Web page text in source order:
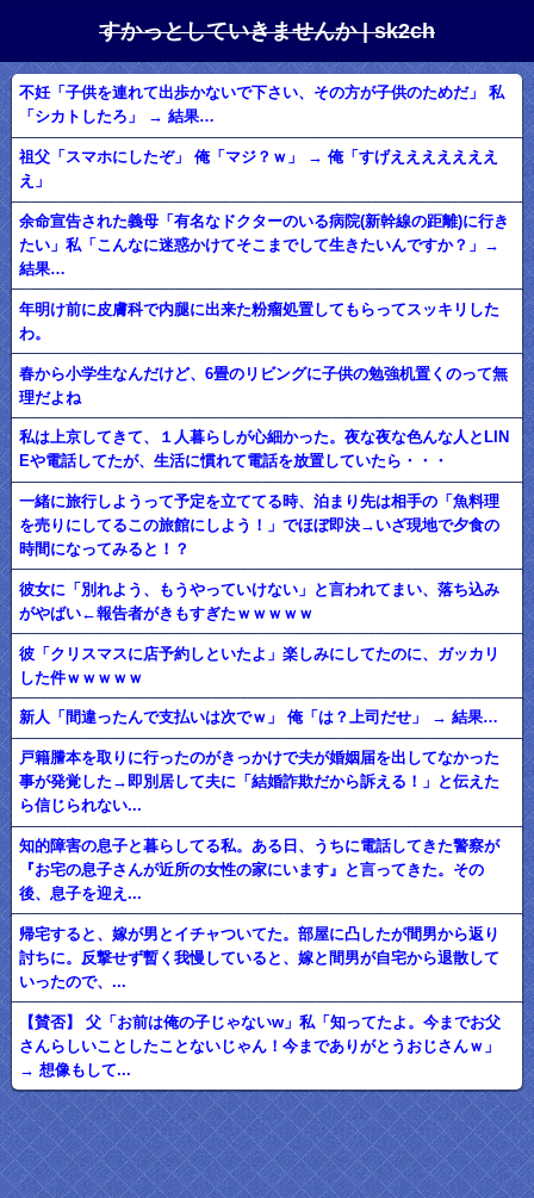
すかっとしていきませんか | sk2ch
不妊「子供を連れて出歩かないで下さい、その方が子供のためだ」 私
「シカトしたろ」 → 結果…
祖父「スマホにしたぞ」 俺「マジ？ｗ」 → 俺「すげえええええええ
え」
余命宣告された義母「有名なドクターのいる病院(新幹線の距離)に行き
たい」私「こんなに迷惑かけてそこまでして生きたいんですか？」→
結果…
年明け前に皮膚科で内腿に出来た粉瘤処置してもらってスッキリした
わ。
春から小学生なんだけど、6畳のリビングに子供の勉強机置くのって無
理だよね
私は上京してきて、１人暮らしが心細かった。夜な夜な色んな人とLIN
Eや電話してたが、生活に慣れて電話を放置していたら・・・
一緒に旅行しようって予定を立ててる時、泊まり先は相手の「魚料理
を売りにしてるこの旅館にしよう！」でほぼ即決→いざ現地で夕食の
時間になってみると！？
彼女に「別れよう、もうやっていけない」と言われてまい、落ち込み
がやばい←報告者がきもすぎたｗｗｗｗｗ
彼「クリスマスに店予約しといたよ」楽しみにしてたのに、ガッカリ
した件ｗｗｗｗｗ
新人「間違ったんで支払いは次でｗ」 俺「は？上司だせ」 → 結果…
戸籍謄本を取りに行ったのがきっかけで夫が婚姻届を出してなかった
事が発覚した→即別居して夫に「結婚詐欺だから訴える！」と伝えた
ら信じられない...
知的障害の息子と暮らしてる私。ある日、うちに電話してきた警察が
『お宅の息子さんが近所の女性の家にいます』と言ってきた。その
後、息子を迎え...
帰宅すると、嫁が男とイチャついてた。部屋に凸したが間男から返り
討ちに。反撃せず暫く我慢していると、嫁と間男が自宅から退散して
いったので、...
【賛否】 父「お前は俺の子じゃないw」私「知ってたよ。今までお父
さんらしいことしたことないじゃん！今までありがとうおじさんｗ」
→ 想像もして...